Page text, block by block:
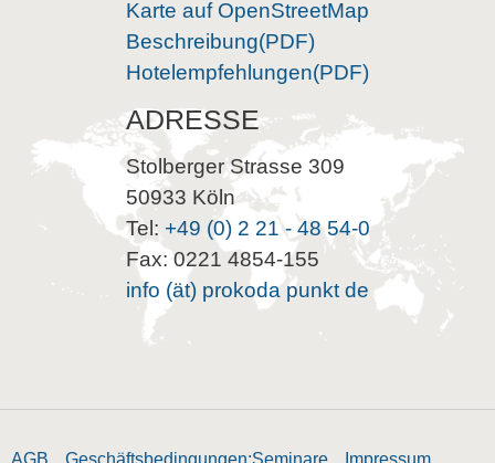
Karte auf OpenStreetMap
Beschreibung(PDF)
Hotelempfehlungen(PDF)
ADRESSE
Stolberger Strasse 309
50933 Köln
Tel: +49 (0) 2 21 - 48 54-0
Fax: 0221 4854-155
info (ät) prokoda punkt de
AGB Geschäftsbedingungen:Seminare Impressum